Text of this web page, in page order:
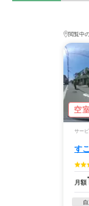
閲覧中
空
サー
す
月額